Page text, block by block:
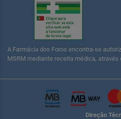
A Farmácia dos Foros encontra-se
MSRM mediante receita médica,
Direção